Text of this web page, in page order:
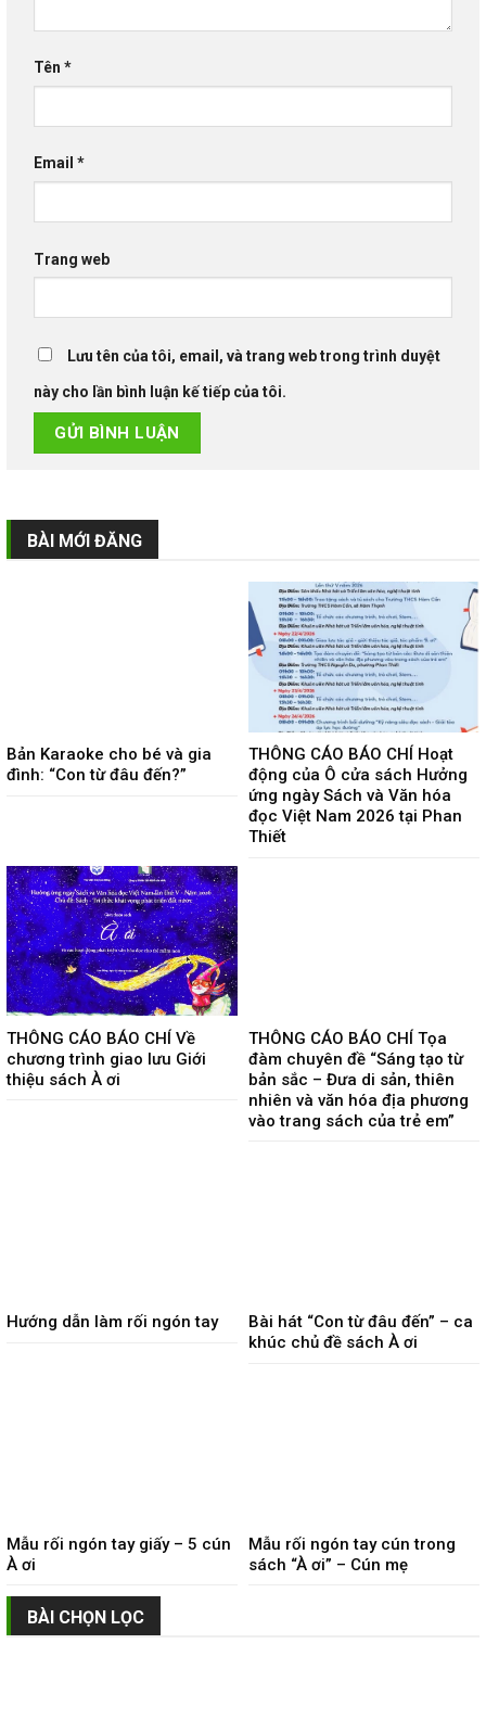
Tên *
Email *
Trang web
Lưu tên của tôi, email, và trang web trong trình duyệt
này cho lần bình luận kế tiếp của tôi.
BÀI MỚI ĐĂNG
Bản Karaoke cho bé và gia
đình: “Con từ đâu đến?”
THÔNG CÁO BÁO CHÍ Hoạt
động của Ô cửa sách Hưởng
ứng ngày Sách và Văn hóa
đọc Việt Nam 2026 tại Phan
Thiết
THÔNG CÁO BÁO CHÍ Về
chương trình giao lưu Giới
thiệu sách À ơi
THÔNG CÁO BÁO CHÍ Tọa
đàm chuyên đề “Sáng tạo từ
bản sắc – Đưa di sản, thiên
nhiên và văn hóa địa phương
vào trang sách của trẻ em”
Hướng dẫn làm rối ngón tay
Bài hát “Con từ đâu đến” – ca
khúc chủ đề sách À ơi
Mẫu rối ngón tay giấy – 5 cún
À ơi
Mẫu rối ngón tay cún trong
sách “À ơi” – Cún mẹ
BÀI CHỌN LỌC